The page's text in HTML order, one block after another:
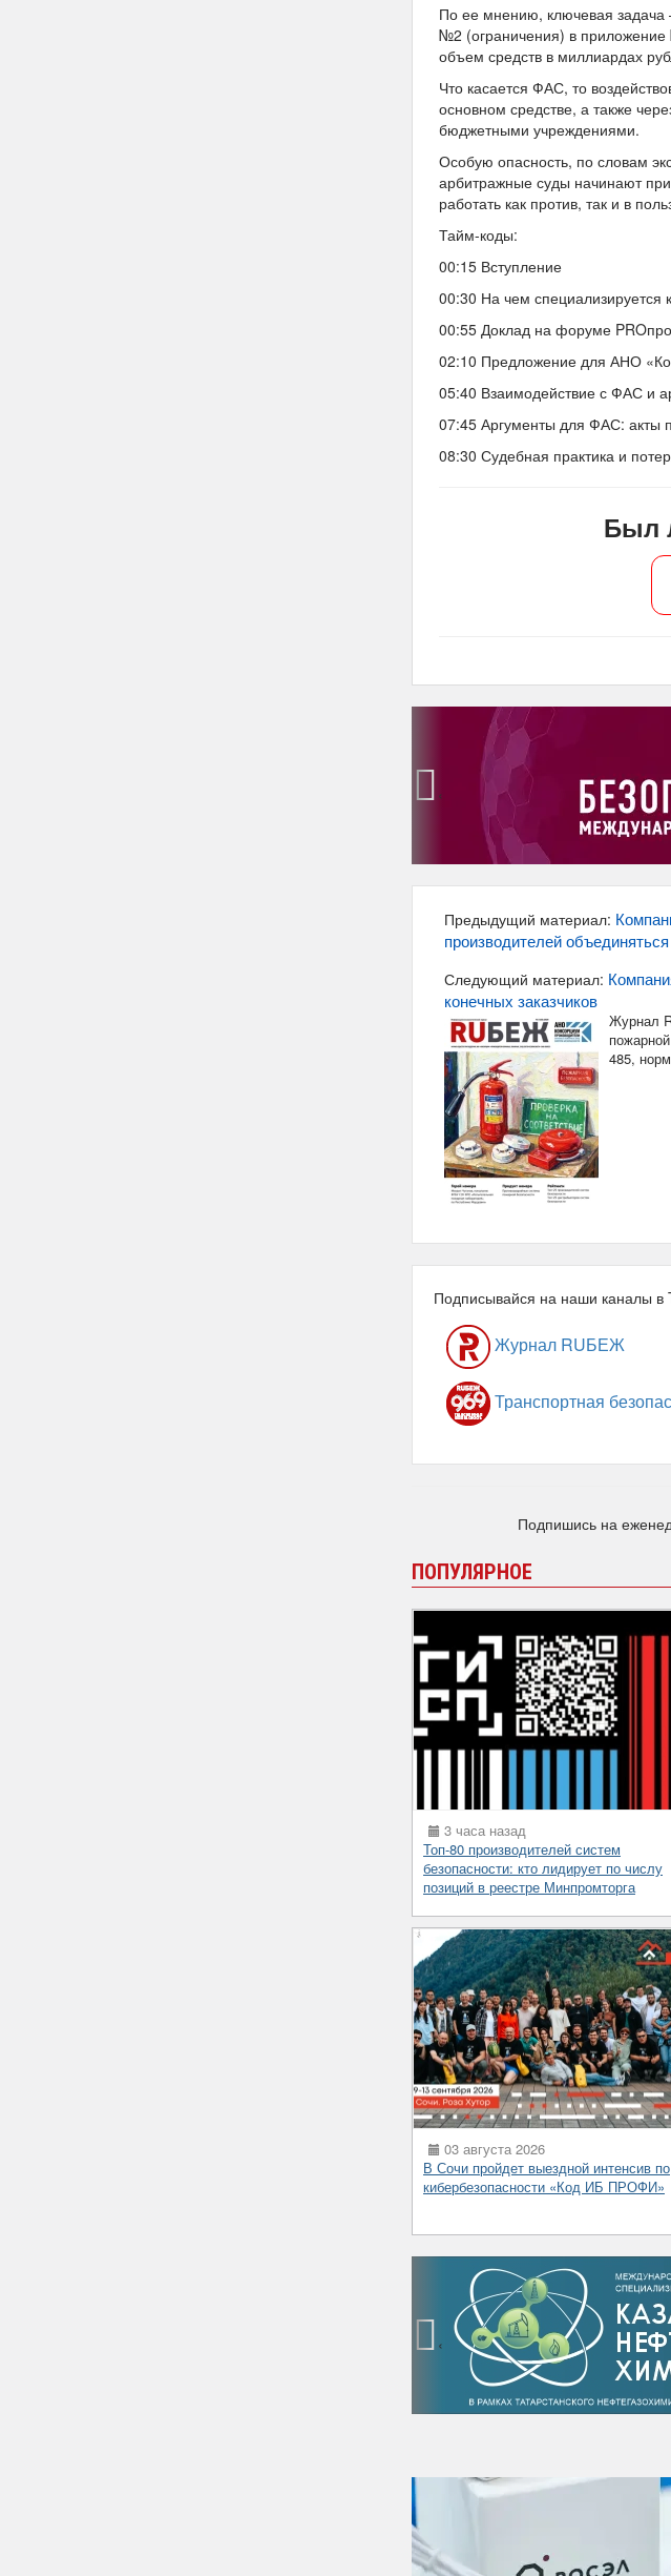
По ее мнению, ключевая задача
№2 (ограничения) в приложение
объем средств в миллиардах
Что касается ФАС, то
основном средстве, а также
бюджетными учреждениями.
Особую опасность, по словам
арбитражные суды начинают
работать как против, так и в
Тайм-коды:
00:15 Вступление
00:30 На чем специализируется
00:55 Доклад на форуме
02:10 Предложение для АНО
05:40 Взаимодействие с ФАС и
07:45 Аргументы для ФАС: акты
08:30 Судебная практика и
Был
‹
Предыдущий материал:
производителей объединяться
Следующий материал:
конечных заказчиков
Журнал
485,
Подписывайся на наши каналы в
Журнал RUБЕЖ
Транспортная
Подпишись на
ПОПУЛЯРНОЕ
3 часа назад
Топ-80 производителей систем
безопасности: кто лидирует по числу
позиций в реестре Минпромторга
03 августа 2026
В Сочи пройдет выездной интенсив по
кибербезопасности «Код ИБ ПРОФИ»
‹